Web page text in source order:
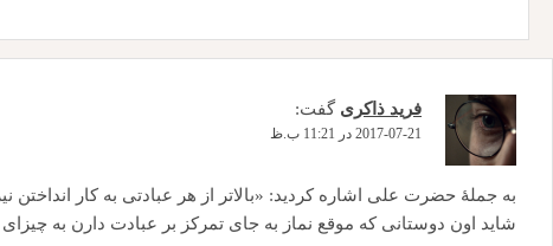
فرید ذاکری گفت:
2017-07-21 در 11:21 ب.ظ
به جملهٔ حضرت علی اشاره کردید: «بالاتر از هر عبادتی به کار
شاید اون دوستانی که موقع نماز به جای تمرکز بر عبادت دارن به